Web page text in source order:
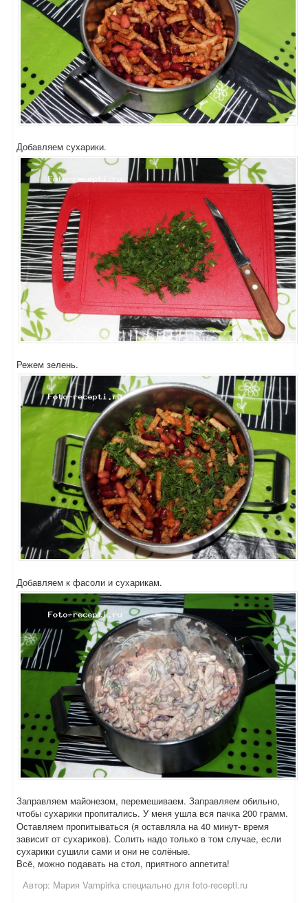
Добавляем сухарики.
Режем зелень.
Добавляем к фасоли и сухарикам.
Заправляем майонезом, перемешиваем. Заправляем обильно,
чтобы сухарики пропитались. У меня ушла вся пачка 200 грамм.
Оставляем пропитываться (я оставляла на 40 минут- время
зависит от сухариков). Солить надо только в том случае, если
сухарики сушили сами и они не солёные.
Всё, можно подавать на стол, приятного аппетита!
Автор: Мария Vampirka специально для foto-recepti.ru